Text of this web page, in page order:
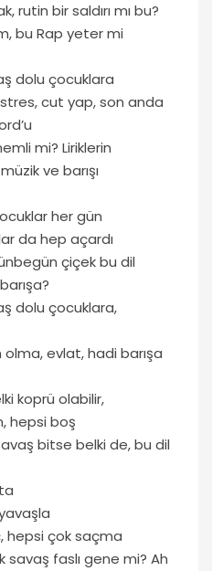
rutin bir saldırı mı bu?
bu Rap yeter mi
dolu çocuklara
cut yap, son anda
mi? Liriklerin
ve barışı
her gün
da hep açardı
çiçek bu dil
dolu çocuklara,
evlat, hadi barışa
koprü olabilir,
hepsi boş
bitse belki de, bu dil
hepsi çok saçma
faslı gene mi? Ah